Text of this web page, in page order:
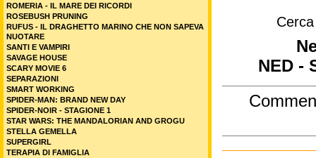
NED -
ROMERIA - IL MARE DEI RICORDI
ROSEBUSH PRUNING
RUFUS - IL DRAGHETTO MARINO CHE NON SAPEVA
NUOTARE
SANTI E VAMPIRI
SAVAGE HOUSE
SCARY MOVIE 6
SEPARAZIONI
SMART WORKING
SPIDER-MAN: BRAND NEW DAY
SPIDER-NOIR - STAGIONE 1
STAR WARS: THE MANDALORIAN AND GROGU
STELLA GEMELLA
SUPERGIRL
TERAPIA DI FAMIGLIA